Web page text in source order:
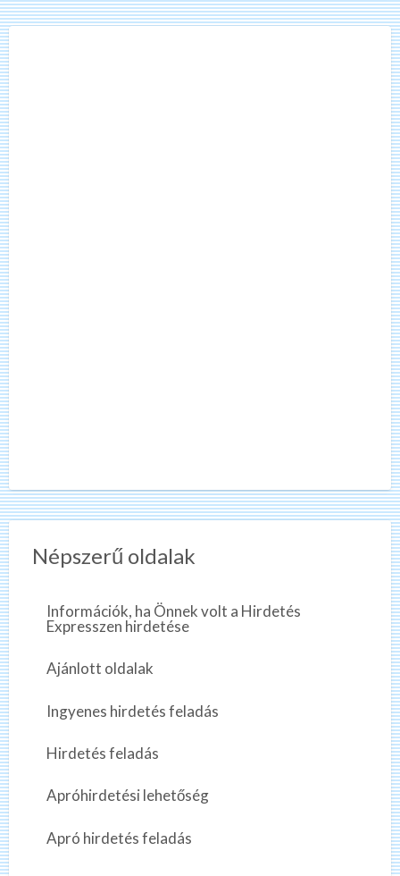
Népszerű oldalak
Információk, ha Önnek volt a Hirdetés
Expresszen hirdetése
Ajánlott oldalak
Ingyenes hirdetés feladás
Hirdetés feladás
Apróhirdetési lehetőség
Apró hirdetés feladás